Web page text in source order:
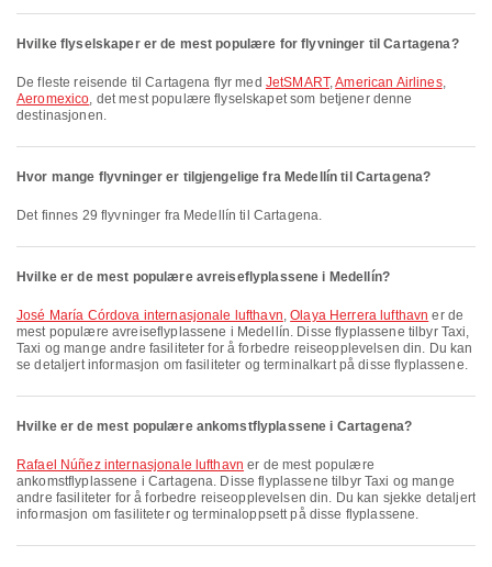
Hvilke flyselskaper er de mest populære for flyvninger til Cartagena?
De fleste reisende til Cartagena flyr med JetSMART,American Airlines,
Aeromexico, det mest populære flyselskapet som betjener denne
destinasjonen.
Hvor mange flyvninger er tilgjengelige fra Medellín til Cartagena?
Det finnes 29 flyvninger fra Medellín til Cartagena.
Hvilke er de mest populære avreiseflyplassene i Medellín?
José María Córdova internasjonale lufthavn,Olaya Herrera lufthavn er de
mest populære avreiseflyplassene i Medellín. Disse flyplassene tilbyr Taxi,
Taxi og mange andre fasiliteter for å forbedre reiseopplevelsen din. Du kan
se detaljert informasjon om fasiliteter og terminalkart på disse flyplassene.
Hvilke er de mest populære ankomstflyplassene i Cartagena?
Rafael Núñez internasjonale lufthavn er de mest populære
ankomstflyplassene i Cartagena. Disse flyplassene tilbyr Taxi og mange
andre fasiliteter for å forbedre reiseopplevelsen din. Du kan sjekke detaljert
informasjon om fasiliteter og terminaloppsett på disse flyplassene.